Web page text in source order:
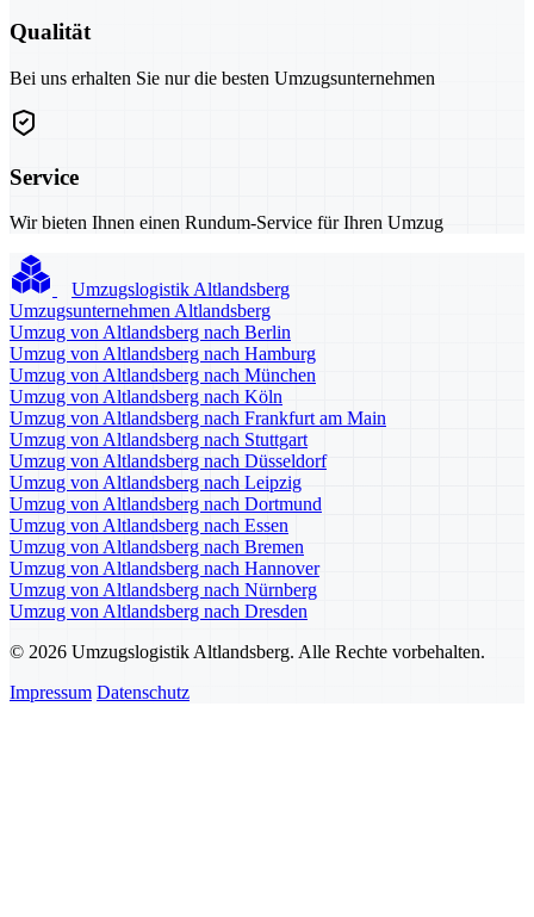
Qualität
Bei uns erhalten Sie nur die besten Umzugsunternehmen
Service
Wir bieten Ihnen einen Rundum-Service für Ihren Umzug
Umzugslogistik Altlandsberg
Umzugsunternehmen Altlandsberg
Umzug von Altlandsberg nach Berlin
Umzug von Altlandsberg nach Hamburg
Umzug von Altlandsberg nach München
Umzug von Altlandsberg nach Köln
Umzug von Altlandsberg nach Frankfurt am Main
Umzug von Altlandsberg nach Stuttgart
Umzug von Altlandsberg nach Düsseldorf
Umzug von Altlandsberg nach Leipzig
Umzug von Altlandsberg nach Dortmund
Umzug von Altlandsberg nach Essen
Umzug von Altlandsberg nach Bremen
Umzug von Altlandsberg nach Hannover
Umzug von Altlandsberg nach Nürnberg
Umzug von Altlandsberg nach Dresden
© 2026 Umzugslogistik Altlandsberg. Alle Rechte vorbehalten.
Impressum Datenschutz